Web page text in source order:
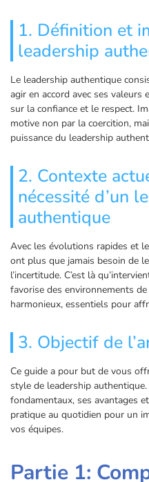
1. Définition et
leadership
Le leadership authentique
agir en accord avec ses valeurs
sur la confiance et le respect.
motive non par la coercition,
puissance du leadership
2. Contexte
nécessité d’un
authentique
Avec les évolutions rapides et
ont plus que jamais besoin de
l’incertitude. C’est là
favorise des environnements
harmonieux, essentiels pour
3. Objectif de
Ce guide a pour but de vous
style de leadership
fondamentaux, ses avantages
pratique au quotidien pour un
vos équipes.
Partie 1: